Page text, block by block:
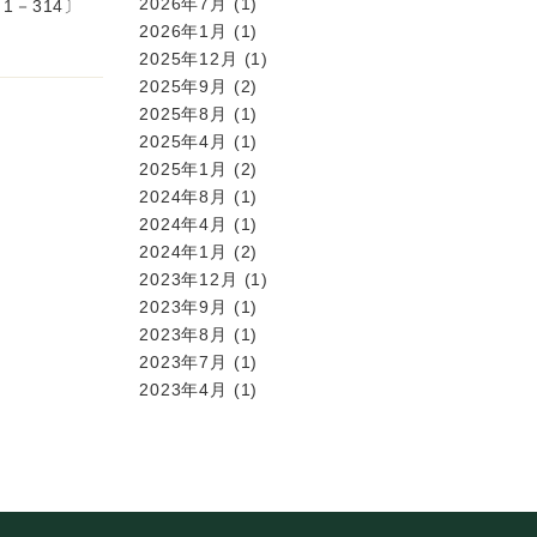
－314〕
2026年1月
(1)
2025年12月
(1)
2025年9月
(2)
2025年8月
(1)
2025年4月
(1)
2025年1月
(2)
2024年8月
(1)
2024年4月
(1)
2024年1月
(2)
2023年12月
(1)
2023年9月
(1)
2023年8月
(1)
2023年7月
(1)
2023年4月
(1)